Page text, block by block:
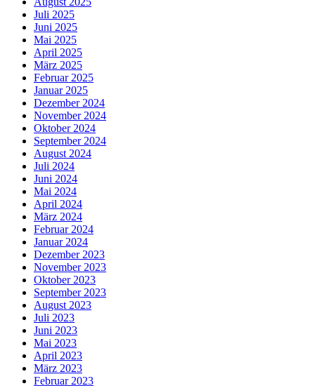
Juli 2025
Juni 2025
Mai 2025
April 2025
März 2025
Februar 2025
Januar 2025
Dezember 2024
November 2024
Oktober 2024
September 2024
August 2024
Juli 2024
Juni 2024
Mai 2024
April 2024
März 2024
Februar 2024
Januar 2024
Dezember 2023
November 2023
Oktober 2023
September 2023
August 2023
Juli 2023
Juni 2023
Mai 2023
April 2023
März 2023
Februar 2023